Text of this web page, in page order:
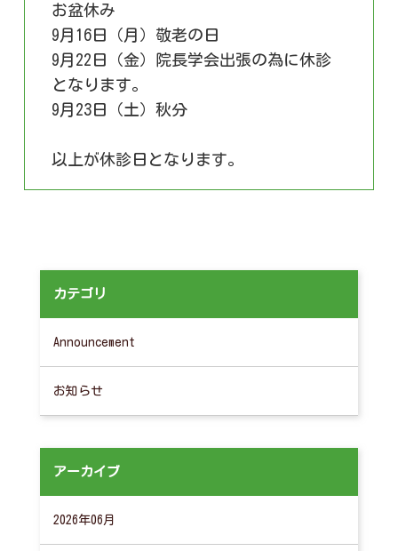
お盆休み
9月16日（月）敬老の日
9月22日（金）院長学会出張の為に休診
となります。
9月23日（土）秋分
以上が休診日となります。
カテゴリ
Announcement
お知らせ
アーカイブ
2026年06月